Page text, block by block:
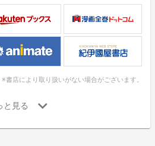
※書店により取り扱いがない場合がございます。